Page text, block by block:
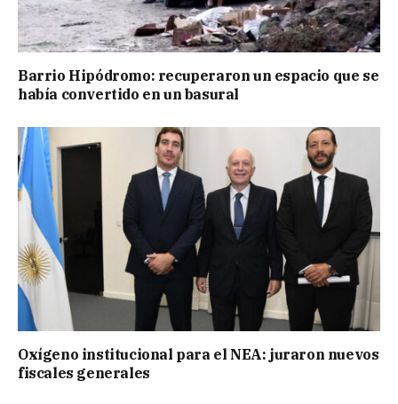
Barrio Hipódromo: recuperaron un espacio que se
había convertido en un basural
Oxígeno institucional para el NEA: juraron nuevos
fiscales generales